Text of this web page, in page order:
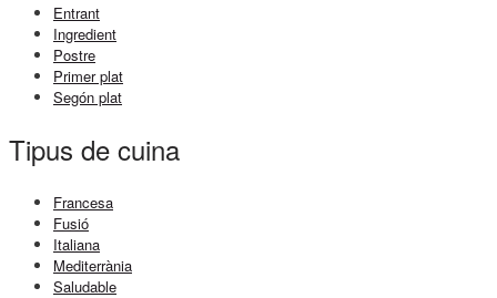
Entrant
Ingredient
Postre
Primer plat
Segón plat
Tipus de cuina
Francesa
Fusió
Italiana
Mediterrània
Saludable